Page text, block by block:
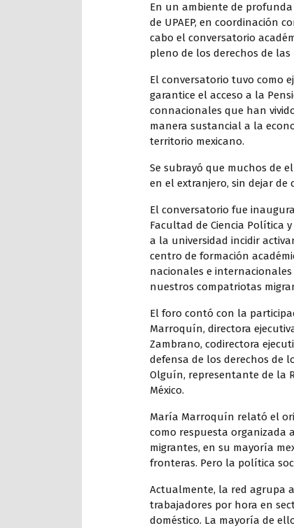
En un ambiente de profunda
de UPAEP, en coordinación
cabo el conversatorio
pleno de los derechos de las
El conversatorio tuvo como
garantice el acceso a la
connacionales que han
manera sustancial a la
territorio mexicano.
Se subrayó que muchos de
en el extranjero, sin dejar de
El conversatorio fue
Facultad de Ciencia Política
a la universidad incidir
centro de formación
nacionales e
nuestros compatriotas
El foro contó con la
Marroquín, directora
Zambrano, codirectora
defensa de los derechos de
Olguín, representante de la
México.
María Marroquín relató el
como respuesta organizada
migrantes, en su mayoría
fronteras. Pero la política
Actualmente, la red agrupa a
trabajadores por hora en
doméstico. La mayoría de